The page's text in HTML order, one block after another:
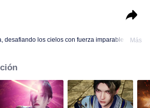
desafiando los cielos con fuerza imparable Más